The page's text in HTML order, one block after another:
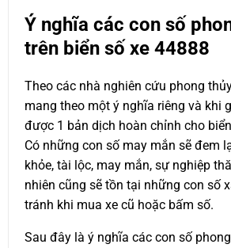
Ý nghĩa các con số
trên biển số xe 44888
Theo các nhà nghiên cứu phong
mang theo một ý nghĩa riêng và khi
được 1 bản dịch hoàn chỉnh cho
Có những con số may mắn sẽ đem
khỏe, tài lộc, may mắn, sự nghiệp
nhiên cũng sẽ tồn tại những con số
tránh khi mua xe cũ hoặc bấm số.
Sau đây là ý nghĩa các con số